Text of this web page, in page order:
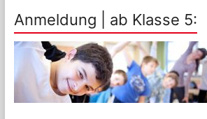
Anmeldung | ab Klasse 5: